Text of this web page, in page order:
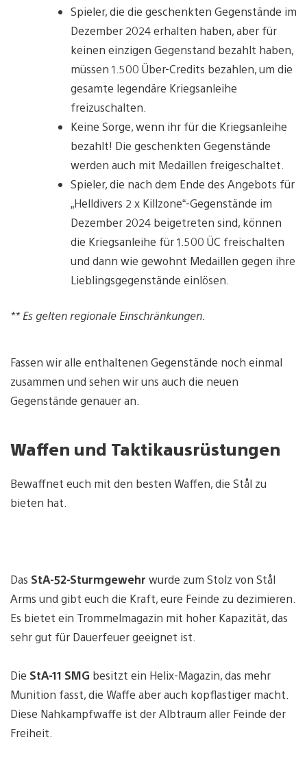
Spieler, die die geschenkten Gegenstände im
Dezember 2024 erhalten haben, aber für
keinen einzigen Gegenstand bezahlt haben,
müssen 1.500 Über-Credits bezahlen, um die
gesamte legendäre Kriegsanleihe
freizuschalten.
Keine Sorge, wenn ihr für die Kriegsanleihe
bezahlt! Die geschenkten Gegenstände
werden auch mit Medaillen freigeschaltet.
Spieler, die nach dem Ende des Angebots für
„Helldivers 2 x Killzone“-Gegenstände im
Dezember 2024 beigetreten sind, können
die Kriegsanleihe für 1.500 ÜC freischalten
und dann wie gewohnt Medaillen gegen ihre
Lieblingsgegenstände einlösen.
** Es gelten regionale Einschränkungen.
Fassen wir alle enthaltenen Gegenstände noch einmal
zusammen und sehen wir uns auch die neuen
Gegenstände genauer an.
Waffen und Taktikausrüstungen
Bewaffnet euch mit den besten Waffen, die Stål zu
bieten hat.
Das StA-52-Sturmgewehr wurde zum Stolz von Stål
Arms und gibt euch die Kraft, eure Feinde zu dezimieren.
Es bietet ein Trommelmagazin mit hoher Kapazität, das
sehr gut für Dauerfeuer geeignet ist.
Die StA-11 SMG besitzt ein Helix-Magazin, das mehr
Munition fasst, die Waffe aber auch kopflastiger macht.
Diese Nahkampfwaffe ist der Albtraum aller Feinde der
Freiheit.